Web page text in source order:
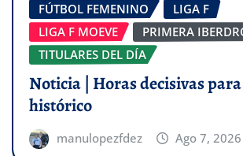
FÚTBOL FEMENINO
LIGA F
LIGA F MOEVE
PRIMERA
TITULARES DEL DÍA
Noticia | Horas decisivas
histórico
manulopezfdez Ago 7, 2026